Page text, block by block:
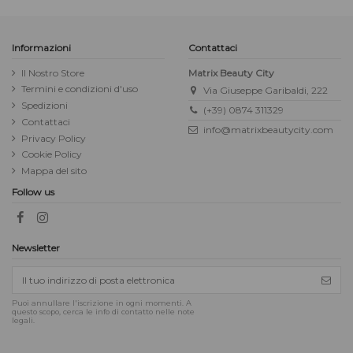
Informazioni
Il Nostro Store
Termini e condizioni d'uso
Spedizioni
Contattaci
Privacy Policy
Cookie Policy
Mappa del sito
Contattaci
Matrix Beauty City
Via Giuseppe Garibaldi, 222
(+39) 0874 311329
info@matrixbeautycity.com
Follow us
Newsletter
Puoi annullare l'iscrizione in ogni momenti. A
questo scopo, cerca le info di contatto nelle note
legali.